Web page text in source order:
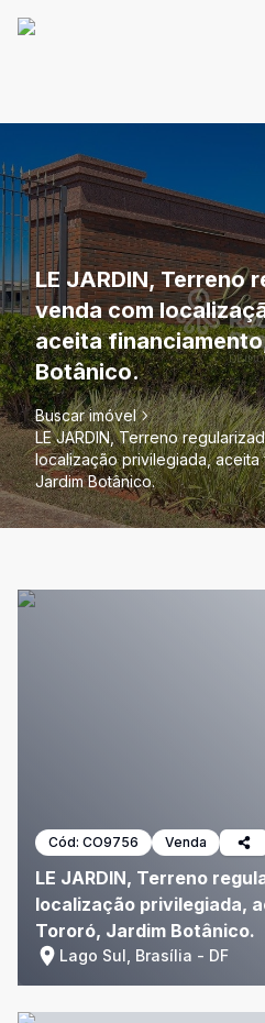
LE JARDIN, Terreno
venda com
aceita
Botânico.
Buscar imóvel
LE JARDIN, Terreno
localização privilegiada,
Jardim Botânico.
Cód: CO9756 Venda
LE JARDIN, Terreno
localização privilegiada,
Tororó, Jardim Botânico.
Lago Sul, Brasília - DF